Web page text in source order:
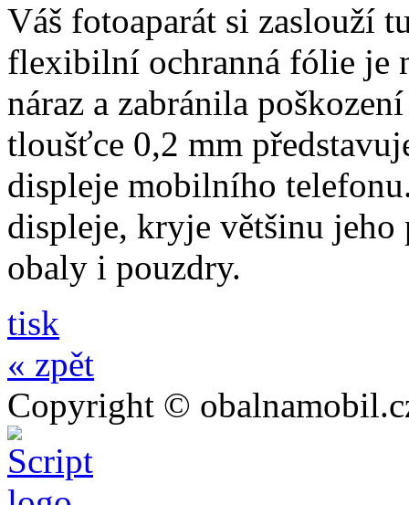
Váš fotoaparát si zaslouží
flexibilní ochranná fólie je
náraz a zabránila
tloušťce 0,2 mm
displeje mobilního
displeje, kryje většinu
obaly i pouzdry.
tisk
« zpět
Copyright ©